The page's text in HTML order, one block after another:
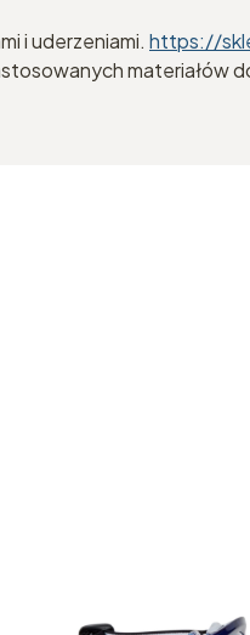
i uderzeniami. https://
materiałów